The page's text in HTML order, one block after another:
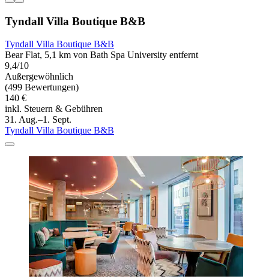
Tyndall Villa Boutique B&B
Tyndall Villa Boutique B&B
Bear Flat, 5,1 km von Bath Spa University entfernt
9,4/10
Außergewöhnlich
(499 Bewertungen)
140 €
inkl. Steuern & Gebühren
31. Aug.–1. Sept.
Tyndall Villa Boutique B&B